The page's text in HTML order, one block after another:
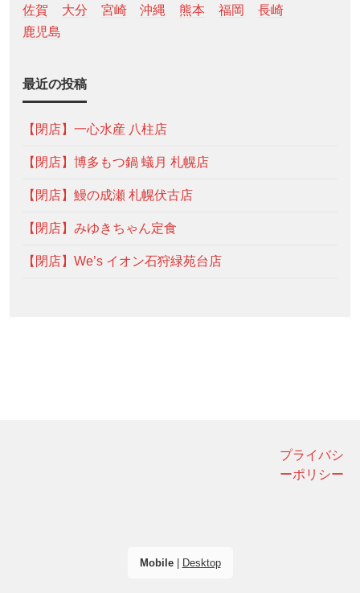
佐賀 大分 宮崎 沖縄 熊本 福岡
長崎
鹿児島
最近の投稿
【閉店】一心水産 八柱店
【閉店】博多もつ鍋 蟻月 札幌店
【閉店】鰻の成瀬 札幌伏古店
【閉店】みゆきちゃん定食
【閉店】We’s イオン石狩緑苑台店
プライバシ
ーポリシー
Mobile| Desktop